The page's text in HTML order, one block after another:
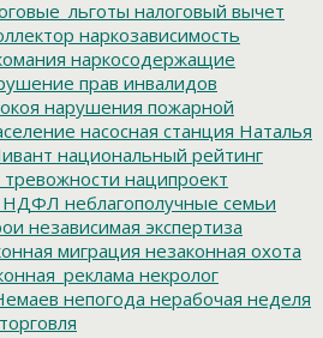
налоговый вычет
наркозависимость
наркосодержащие
прав инвалидов
нарушения пожарной
насосная станция Наталья
национальный рейтинг
наципроект
НДФЛ неблагополучные семьи
независимая экспертиза
миграция незаконная охота
некролог
непогода нерабочая неделя